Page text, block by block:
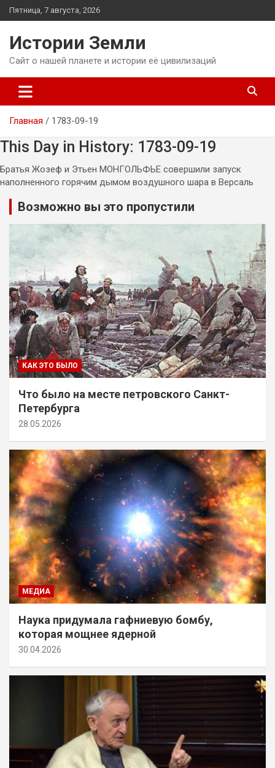
Перейти
к
Пятница, 7 августа, 2026
Истории Земли
Сайт о нашей планете и истории её цивилизаций
Главная 1783-09-19
This Day in History: 1783-09-19
Братья Жозеф и Этьен МОНГОЛЬФЬЕ совершили запуск
наполненного горячим дымом воздушного шара в Версаль
Возможно вы это пропустили
КАК ЭТО БЫЛО
Что было на месте петровского Санкт-
Петербурга
28.05.2026
МЕДИА
Наука придумала гафниевую бомбу,
которая мощнее ядерной
30.04.2026